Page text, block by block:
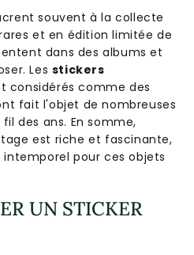
souvent à la collecte
et en édition limitée de
dans des albums et
Les stickers
considérés comme des
fait l'objet de nombreuses
des ans. En somme,
est riche et fascinante,
pour ces objets
UN STICKER